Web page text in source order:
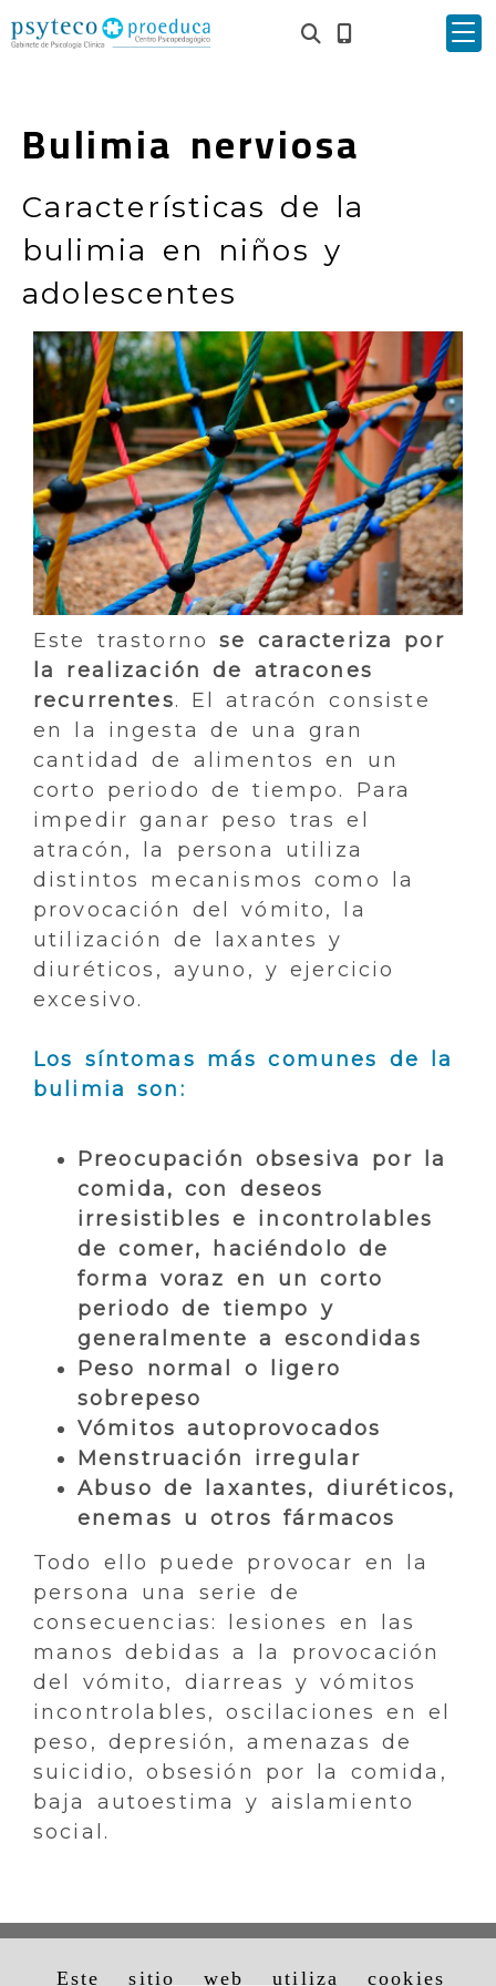
Este sitio web utiliza cookies
Bulimia nerviosa
Características de la
bulimia en niños y
adolescentes
Este trastornose caracteriza por
la realización de atracones
recurrentes. El atracón consiste
en la ingesta de una gran
cantidad de alimentos en un
corto periodo de tiempo. Para
impedir ganar peso tras el
atracón, la persona utiliza
distintos mecanismos como la
provocación del vómito, la
utilización de laxantes y
diuréticos, ayuno, y ejercicio
excesivo.
Los síntomas más comunes de la
bulimia son:
Preocupación obsesiva por la
comida, con deseos
irresistibles e incontrolables
de comer, haciéndolo de
forma voraz en un corto
periodo de tiempo y
generalmente a escondidas
Peso normal o ligero
sobrepeso
Vómitos autoprovocados
Menstruación irregular
Abuso de laxantes, diuréticos,
enemas u otros fármacos
Todo ello puede provocar en la
persona una serie de
consecuencias: lesiones en las
manos debidas a la provocación
del vómito, diarreas y vómitos
incontrolables, oscilaciones en el
peso, depresión, amenazas de
suicidio, obsesión por la comida,
baja autoestima y aislamiento
social.